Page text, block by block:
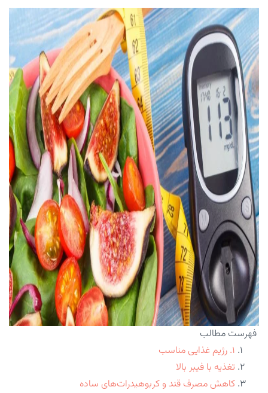
فهرست مطالب
۱. رژیم غذایی مناسب
تغذیه با فیبر بالا
کاهش مصرف قند و کربوهیدرات‌های ساده